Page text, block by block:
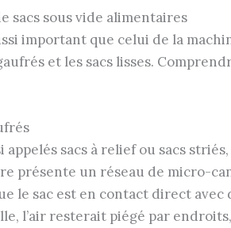
sacs sous vide alimentaires
important que celui de la
et les sacs lisses.
appelés sacs à relief ou sacs
présente un réseau de micro-
le sac est en contact direct
l’air resterait piégé par